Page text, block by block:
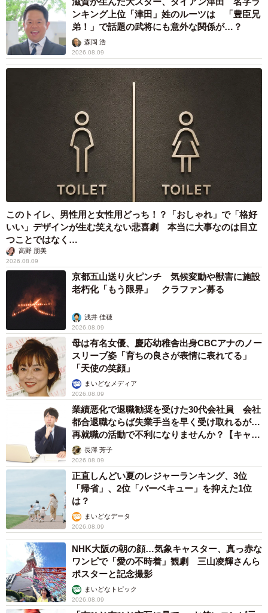
ンキング上位「津田」姓のルーツは 「豊臣兄
弟！」で話題の武将にも意外な関係が…？
森岡 浩
2026.08.09
このトイレ、男性用と女性用どっち！？「おしゃれ」で「格好
いい」デザインが生む笑えない悲喜劇 本当に大事なのは目立
つことではなく…
高野 朋美
2026.08.09
京都五山送り火ピンチ 気候変動や獣害に施設
老朽化「もう限界」 クラファン募る
浅井 佳穂
2026.08.09
母は有名女優、慶応幼稚舎出身CBCアナのノー
スリーブ姿「育ちの良さが表情に表れてる」
「天使の笑顔」
まいどなメディア
2026.08.09
業績悪化で退職勧奨を受けた30代会社員 会社
都合退職ならば失業手当を早く受け取れるが…
再就職の活動で不利になりませんか？【キャリ
アカウンセラーが解説】
長澤 芳子
2026.08.09
正直しんどい夏のレジャーランキング、3位
「帰省」、2位「バーベキュー」を抑えた1位
は？
まいどなデータ
2026.08.09
NHK大阪の朝の顔…気象キャスター、真っ赤な
ワンピで「愛の不時着」観劇 三山凌輝さんら
ポスターと記念撮影
まいどなトピック
2026.08.09